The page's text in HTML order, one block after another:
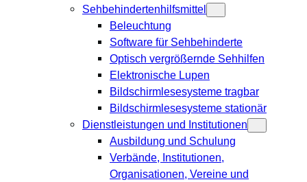
Sehbehindertenhilfsmittel
Beleuchtung
Software für Sehbehinderte
Optisch vergrößernde Sehhilfen
Elektronische Lupen
Bildschirmlesesysteme tragbar
Bildschirmlesesysteme stationär
Dienstleistungen und Institutionen
Ausbildung und Schulung
Verbände, Institutionen,
Organisationen, Vereine und